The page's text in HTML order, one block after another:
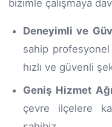
bizimle çalışmaya
Deneyimli ve
sahip
hızlı ve güvenli
Geniş Hizmet
çevre ilçelere